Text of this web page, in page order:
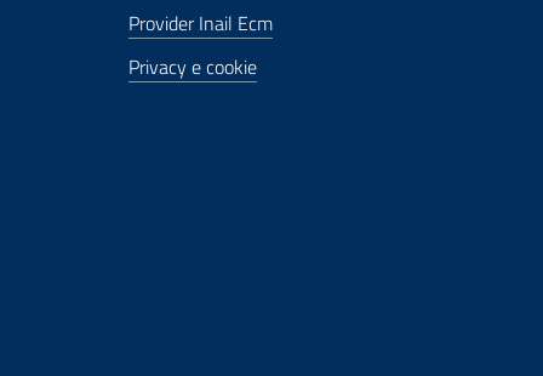
Provider Inail Ecm
Privacy e cookie